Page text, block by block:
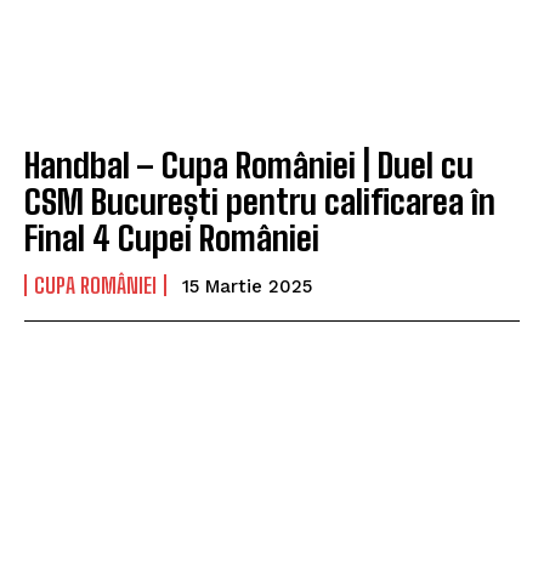
Handbal – Cupa României | Duel cu
CSM București pentru calificarea în
Final 4 Cupei României
CUPA ROMÂNIEI 15 Martie 2025